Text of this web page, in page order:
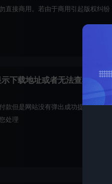
直接商用。若由于商用引起版权纠纷
下载地址或者无法查看内容？
款但是网站没有弹出成功提示，请联
处理